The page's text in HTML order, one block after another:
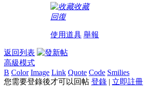
收藏
回復
使用道具 舉報
返回列表
高級模式
B Color Image Link Quote Code Smilies
您需要登錄後才可以回帖 登錄 | 立即註冊